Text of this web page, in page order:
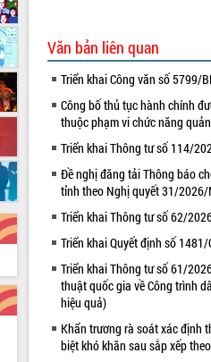
Văn bản liên quan
Triển khai Công văn số 5799/
Công bố thủ tục hành chính
thuộc phạm vi chức năng
Triển khai Thông tư số 114/
Đề nghị đăng tải Thông báo
tỉnh theo Nghị quyết 31/
Triển khai Thông tư số 62/
Triển khai Quyết định số
Triển khai Thông tư số 61/
thuật quốc gia về Công trình
hiệu quả)
Khẩn trương rà soát xác định
biệt khó khăn sau sắp xếp